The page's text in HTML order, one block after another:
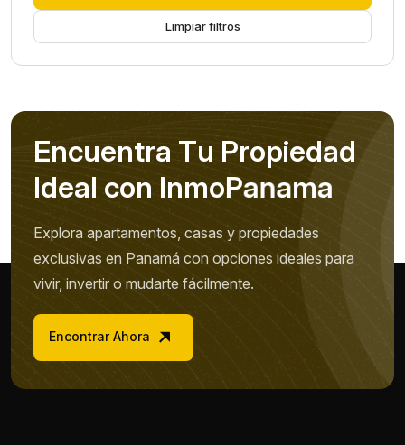
Limpiar filtros
Encuentra Tu Propiedad
Ideal con InmoPanama
Explora apartamentos, casas y propiedades
exclusivas en Panamá con opciones ideales para
vivir, invertir o mudarte fácilmente.
Encontrar Ahora